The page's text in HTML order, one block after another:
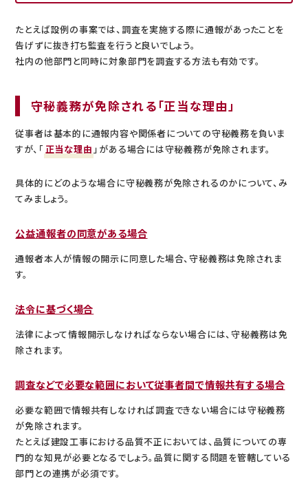
たとえば設例の事案では、調査を実施する際に通報があったことを
告げずに抜き打ち監査を行うと良いでしょう。
社内の他部門と同時に対象部門を調査する方法も有効です。
守秘義務が免除される「正当な理由」
従事者は基本的に通報内容や関係者についての守秘義務を負いま
すが、「正当な理由 」がある場合には守秘義務が免除されます。
具体的にどのような場合に守秘義務が免除されるのかについて、み
てみましょう。
公益通報者の同意がある場合
通報者本人が情報の開示に同意した場合、守秘義務は免除されま
す。
法令に基づく場合
法律によって情報開示しなければならない場合には、守秘義務は免
除されます。
調査などで必要な範囲において従事者間で情報共有する場合
必要な範囲で情報共有しなければ調査できない場合には守秘義務
が免除されます。
たとえば建設工事における品質不正においては、品質についての専
門的な知見が必要となるでしょう。品質に関する問題を管轄している
部門との連携が必須です。